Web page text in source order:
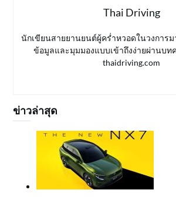
Thai Driving
นักเขียนสายยานยนต์ผู้คร่ำหวอดในวงการม
ข้อมูลและมุมมองแบบเข้าถึงง่ายผ่านบ
thaidriving.com
ข่าวล่าสุด